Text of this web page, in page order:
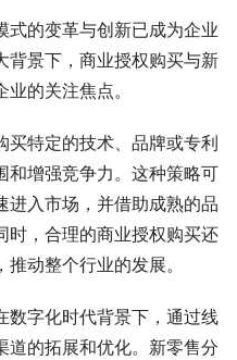
式的变革与创新已成为企业
背景下，商业授权购买与新
的关注焦点。
买特定的技术、品牌或专利
和增强竞争力。这种策略可
进入市场，并借助成熟的品
时，合理的商业授权购买还
动整个行业的发展。
数字化时代背景下，通过线
道的拓展和优化。新零售分